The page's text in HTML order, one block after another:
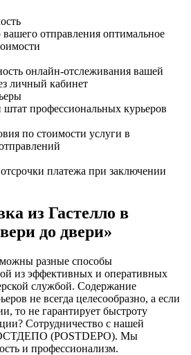
отправления оптимальное
онлайн-отслеживания вашей
личный кабинет
профессиональных курьеров
по стоимости услуги в
платежа при заключении
из Гастелло в
до двери»
разные способы
из эффективных и оперативных
службой. Содержание
не всегда целесообразно, а если
то не гарантирует быстроту
Сотрудничество с нашей
(POSTDEPO). Мы
и профессионализм.